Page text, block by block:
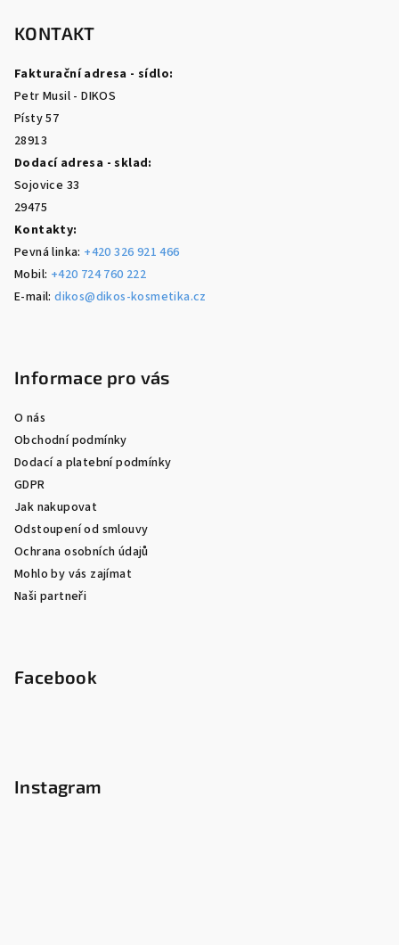
KONTAKT
Fakturační adresa - sídlo:
Petr Musil - DIKOS
Písty 57
28913
Dodací adresa - sklad:
Sojovice 33
29475
Kontakty:
Pevná linka: +420 326 921 466
Mobil: +420 724 760 222
E-mail:dikos@dikos-kosmetika.cz
Informace pro vás
O nás
Obchodní podmínky
Dodací a platební podmínky
GDPR
Jak nakupovat
Odstoupení od smlouvy
Ochrana osobních údajů
Mohlo by vás zajímat
Naši partneři
Facebook
Instagram